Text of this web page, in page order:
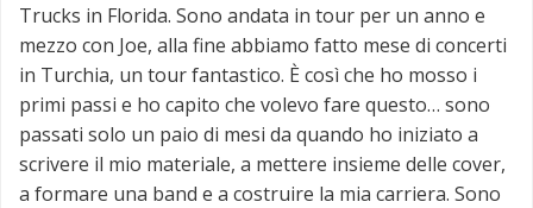
Trucks in Florida. Sono andata in tour per un anno e
mezzo con Joe, alla fine abbiamo fatto mese di concerti
in Turchia, un tour fantastico. È così che ho mosso i
primi passi e ho capito che volevo fare questo… sono
passati solo un paio di mesi da quando ho iniziato a
scrivere il mio materiale, a mettere insieme delle cover,
a formare una band e a costruire la mia carriera. Sono